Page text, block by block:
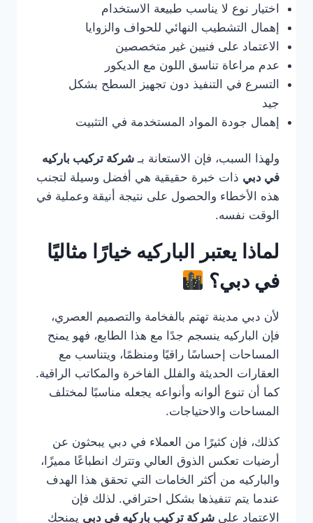
اختيار نوع لا يناسب طبيعة الاستخدام
إهمال التشطيب النهائي للحواف والزوايا
الاعتماد على فنيين غير متخصصين
عدم مراعاة تناسق اللون مع الديكور
التسرع في التنفيذ دون تجهيز السطح بشكل
جيد
إهمال جودة المواد المستخدمة في التثبيت
ولهذا السبب، فإن الاستعانة بـ شركة تركيب باركيه
في دبي ذات خبرة حقيقية هي أفضل وسيلة لتجنب
هذه الأخطاء والحصول على نتيجة أنيقة وعملية في
الوقت نفسه.
لماذا يعتبر الباركيه خيارًا مثاليًا
في دبي؟
لأن دبي مدينة تهتم بالفخامة والتصميم العصري،
فإن الباركيه ينسجم جدًا مع هذا الطابع، فهو يمنح
المساحات إحساسًا راقيًا ومنظمًا، ويتناسب مع
العقارات الحديثة والفلل الفاخرة والمكاتب الراقية.
كما أن تنوع ألوانه وأنواعه يجعله مناسبًا لمختلف
المساحات والاحتياجات.
كذلك، فإن كثيرًا من العملاء في دبي يبحثون عن
أرضيات تعكس الذوق العالي وتترك انطباعًا مميزًا،
والباركيه من أكثر الخامات التي تحقق هذا الهدف
عندما يتم تنفيذها بشكل احترافي. لذلك فإن
الاعتماد على شركة تركيب باركيه في دبي يمنحك